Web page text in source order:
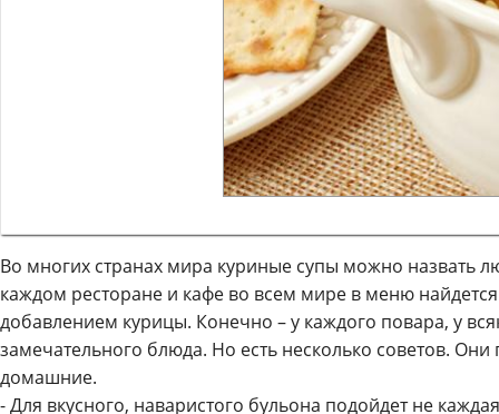
Во многих странах мира куриные супы можно
каждом ресторане и кафе во всем мире в меню
добавлением курицы. Конечно – у каждого повара, у
замечательного блюда. Но есть несколько советов.
домашние.
- Для вкусного, наваристого бульона подойдет не